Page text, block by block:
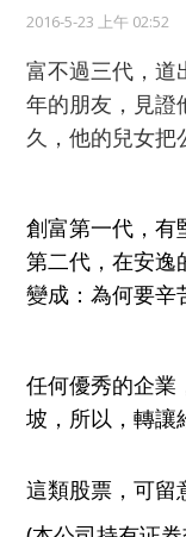
2016-5-23 上午 02:52
富不過三代 ，道
年的朋友，見證
久 ，他的兒女把
創富第一代 ，有
第二代 ，在安逸
變成 ：為何要辛
任何優秀的企業
坡 ， 所以，轉讓
這類股票 ，可